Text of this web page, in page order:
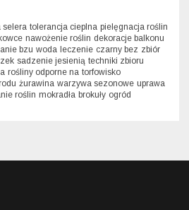
selera tolerancja cieplna pielęgnacja roślin
nawożenie roślin dekoracje balkonu
bzu woda leczenie czarny bez zbiór
sadzenie jesienią techniki zbioru
rośliny odporne na torfowisko
żurawina warzywa sezonowe uprawa
roślin mokradła brokuły ogród